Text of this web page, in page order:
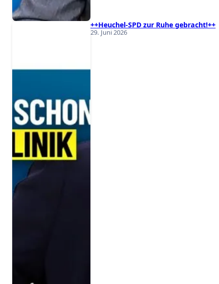
++Heuchel-SPD zur Ruhe gebracht!++
29. Juni 2026